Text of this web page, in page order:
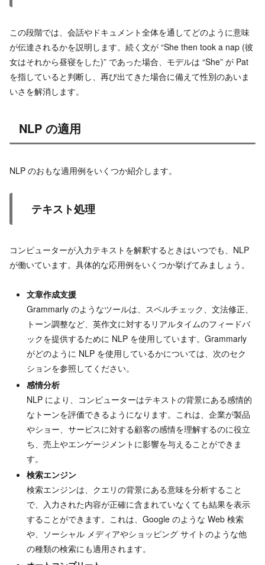
この段階では、会話やドキュメント全体を通してどのように意味
が伝達されるかを説明します。続く文が “She then took a nap (彼
女はそれから昼寝をした)” であった場合、モデルは “She” が Pat
を指していると判断し、再び出てきた場合に備えて性別のあいま
いさを解消します。
NLP の適用
NLP のおもな適用例をいくつか紹介します。
テキスト処理
コンピューターが入力テキストを解釈するときはいつでも、NLP
が働いています。具体的な応用例をいくつか挙げてみましょう。
文章作成支援
Grammarly のようなツールは、スペルチェック、文法修正、
トーン調整など、英作文に対するリアルタイムのフィードバ
ックを提供するために NLP を使用しています。Grammarly
がどのように NLP を使用しているかについては、次のセク
ションを参照してください。
感情分析
NLP により、コンピューターはテキストの背景にある感情的
なトーンを評価できるようになります。これは、企業が製品
やショー、サービスに対する顧客の感情を理解するのに役立
ち、売上やエンゲージメントに影響を与えることができま
す。
検索エンジン
検索エンジンは、クエリの背景にある意味を分析すること
で、入力された内容が正確に含まれていなくても結果を表示
することができます。これは、Google のような Web 検索
や、ソーシャル メディアやショッピング サイトのような他
の種類の検索にも適用されます。